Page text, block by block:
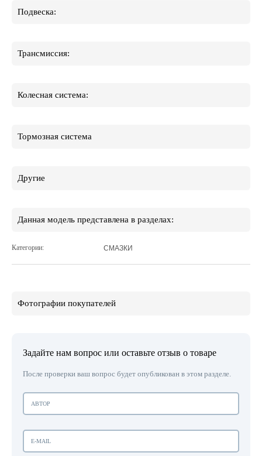
Подвеска:
Трансмиссия:
Колесная система:
Тормозная система
Другие
Данная модель представлена в разделах:
Категории: СМАЗКИ
Фотографии покупателей
Задайте нам вопрос или оставьте отзыв о товаре
После проверки ваш вопрос будет опубликован в этом разделе.